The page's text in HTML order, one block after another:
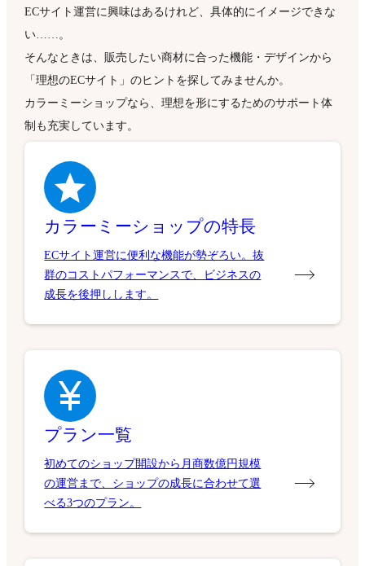
ECサイト運営に興味はあるけれど、具体的にイメージできな
い……。
そんなときは、販売したい商材に合った機能・デザインから
「理想のECサイト」のヒントを探してみませんか。
カラーミーショップなら、理想を形にするためのサポート体
制も充実しています。
カラーミーショップの特長
ECサイト運営に便利な機能が勢ぞろい。抜
群のコストパフォーマンスで、ビジネスの
成長を後押しします。
プラン一覧
初めてのショップ開設から月商数億円規模
の運営まで、ショップの成長に合わせて選
べる3つのプラン。